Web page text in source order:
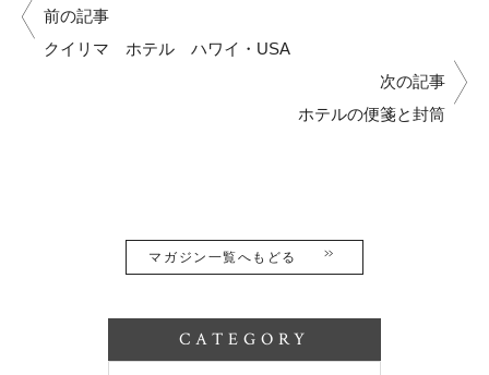
前の記事
クイリマ ホテル ハワイ・USA
次の記事
ホテルの便箋と封筒
マガジン一覧へもどる
CATEGORY